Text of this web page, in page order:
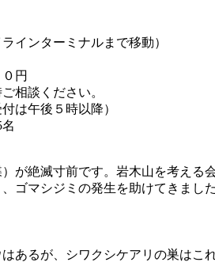
インターミナルまで移動）
円
談ください。
午後５時以降）
絶滅寸前です。岩木山を考える
ゴマシジミの発生を助けてきま
あるが、シワクシケアリの巣は